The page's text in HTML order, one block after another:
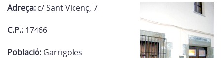
Adreça: c/ Sant Vicenç, 7
C.P.: 17466
Població: Garrigoles